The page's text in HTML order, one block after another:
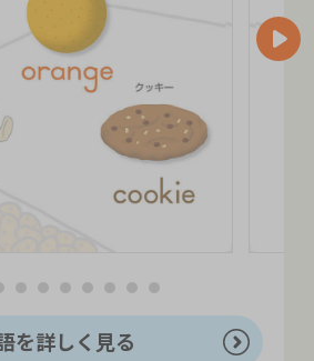
を詳しく見る